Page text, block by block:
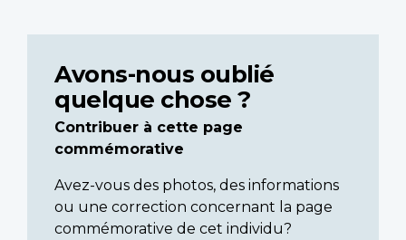
Avons-nous oublié
quelque chose ?
Contribuer à cette page
commémorative
Avez-vous des photos, des informations
ou une correction concernant la page
commémorative de cet individu?